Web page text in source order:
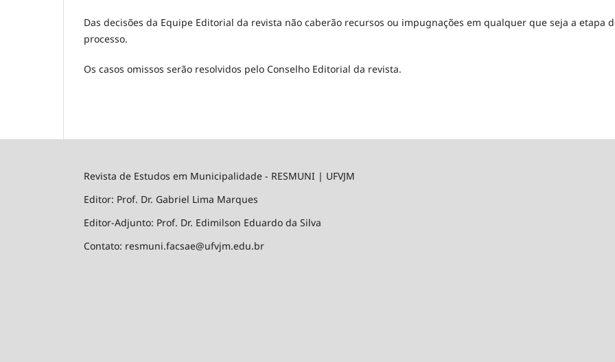
Das decisões da Equipe Editorial da revista não caberão recursos ou impugnações em qualquer que seja a etapa
processo.
Os casos omissos serão resolvidos pelo Conselho Editorial da revista.
Revista de Estudos em Municipalidade - RESMUNI | UFVJM
Editor: Prof. Dr. Gabriel Lima Marques
Editor-Adjunto: Prof. Dr. Edimilson Eduardo da Silva
Contato: resmuni.facsae@ufvjm.edu.br